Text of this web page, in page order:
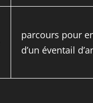
parcours pour
d’un éventail